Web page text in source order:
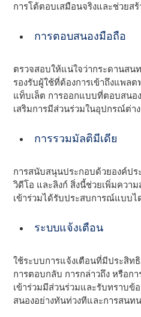
การโต้ตอบเสมือนจริงและช่วยส
การตอบสนองมือถือ
ตรวจสอบให้แน่ใจว่ากระดานสน
รองรับผู้ใช้ที่ต้องการเข้าถึงแพล
แท็บเล็ต การออกแบบที่ตอบสนอ
เสริมการมีส่วนร่วมในอุปกรณ์ต่า
การรวมมัลติมีเดีย
การสนับสนุนประกอบด้วยองค์ป
วิดีโอ และลิงก์ สิ่งนี้ช่วยเพิ่มควา
เข้าร่วมได้รับประสบการณ์แบบ
ระบบแจ้งเตือน
ใช้ระบบการแจ้งเตือนที่มีประสิท
การตอบกลับ การกล่าวถึง หรือก
เข้าร่วมมีส่วนร่วมและรับทราบข้
สนองอย่างทันท่วงทีและการสนท